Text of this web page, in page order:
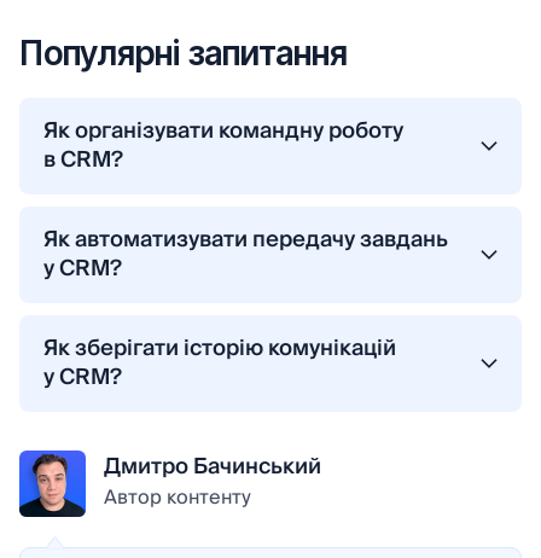
Популярні запитання
Як організувати командну роботу
в CRM?
коментуйте прямо в картках, використовуйте
спільні фільтри, шаблони листів і
автоматизацію — це допоможе кожному знати
Як автоматизувати передачу завдань
у CRM?
автоматичні дії: наприклад, під час зміни етапу
CRM сама створює завдання, надсилає лист
або повідомляє потрібну людину. Це прибирає
Як зберігати історію комунікацій
у CRM?
швидко орієнтуватися в ситуації, не
перемикаючись між месенджерами чи
поштою.
Дмитро Бачинський
Автор контенту